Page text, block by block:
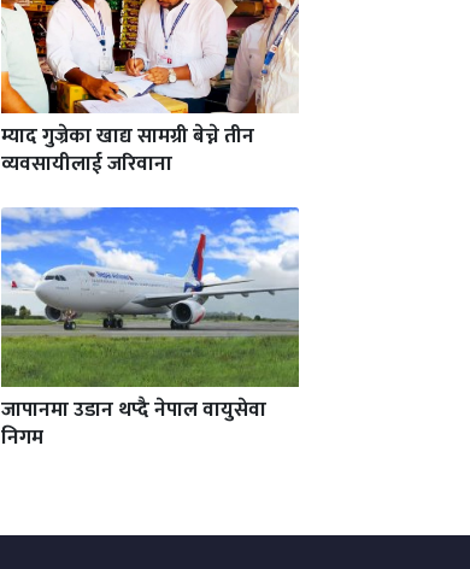
म्याद गुज्रेका खाद्य सामग्री बेच्ने तीन
व्यवसायीलाई जरिवाना
जापानमा उडान थप्दै नेपाल वायुसेवा
निगम